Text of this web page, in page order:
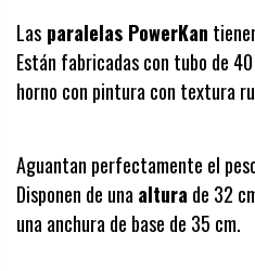
Las paralelas PowerKan
Están fabricadas con tubo de
horno con pintura con textura
Aguantan perfectamente el
Disponen de unaaltura de 32
una anchura de base de 35 cm.